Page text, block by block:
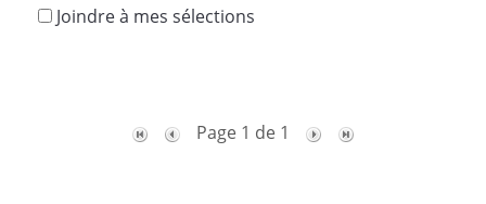
Joindre à mes sélections
Page 1 de 1